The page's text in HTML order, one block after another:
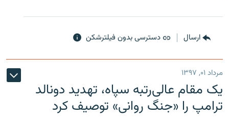
ارسال دسترسی بدون فیلترشکن
مرداد ۰۱, ۱۳۹۷
یک مقام عالی‌رتبه سپاه، تهدید دونالد
ترامپ را «جنگ روانی» توصیف کرد